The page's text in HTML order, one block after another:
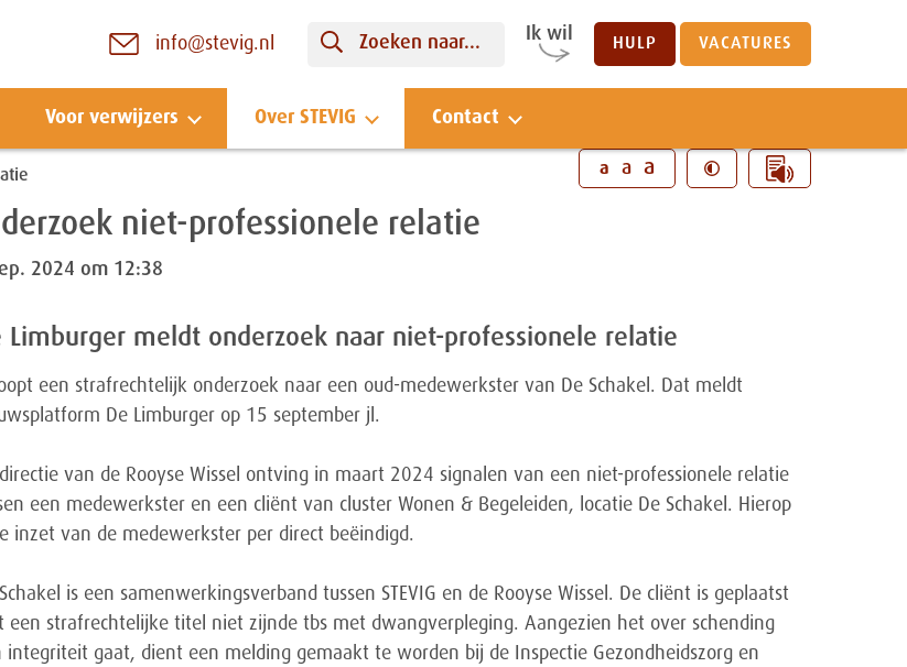
info@stevig.nl Zoeken naar... Ik wil HULP VACATURES
Voor verwijzers Over STEVIG Contact
a a a
niet-professionele relatie
2024 om 12:38
Limburger meldt onderzoek naar niet-professionele relatie
een strafrechtelijk onderzoek naar een oud-medewerkster van De Schakel. Dat meldt
De Limburger op 15 september jl.
van de Rooyse Wissel ontving in maart 2024 signalen van een niet-professionele relatie
een medewerkster en een cliënt van cluster Wonen & Begeleiden, locatie De Schakel. Hierop
inzet van de medewerkster per direct beëindigd.
is een samenwerkingsverband tussen STEVIG en de Rooyse Wissel. De cliënt is geplaatst
een strafrechtelijke titel niet zijnde tbs met dwangverpleging. Aangezien het over schending
integriteit gaat, dient een melding gemaakt te worden bij de Inspectie Gezondheidszorg en
Sluiten